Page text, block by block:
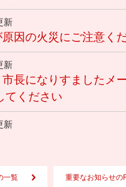
新
因の火災にご注意く
新
市長になりすましたメ
てください
新
一覧 重要なお知らせの